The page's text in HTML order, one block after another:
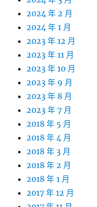
2024 年 2 月
2024 年 1 月
2023 年 12 月
2023 年 11 月
2023 年 10 月
2023 年 9 月
2023 年 8 月
2023 年 7 月
2018 年 5 月
2018 年 4 月
2018 年 3 月
2018 年 2 月
2018 年 1 月
2017 年 12 月